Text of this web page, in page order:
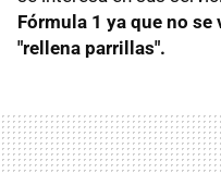
Fórmula 1 ya que no
"rellena parrillas".